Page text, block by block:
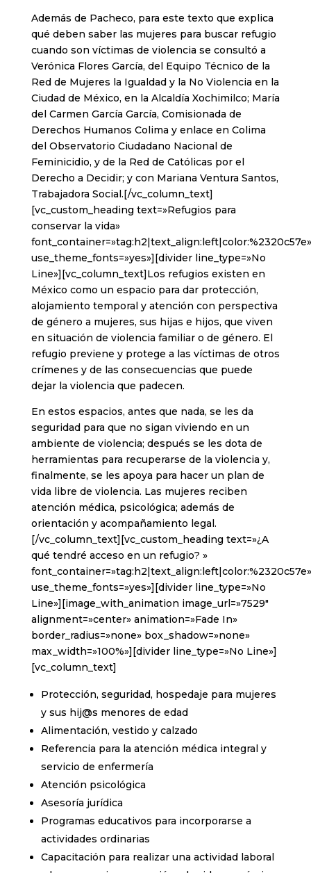
Además de Pacheco, para este texto que explica
qué deben saber las mujeres para buscar refugio
cuando son víctimas de violencia se consultó a
Verónica Flores García, del Equipo Técnico de la
Red de Mujeres la Igualdad y la No Violencia en la
Ciudad de México, en la Alcaldía Xochimilco; María
del Carmen García García, Comisionada de
Derechos Humanos Colima y enlace en Colima
del Observatorio Ciudadano Nacional de
Feminicidio, y de la Red de Católicas por el
Derecho a Decidir; y con Mariana Ventura Santos,
Trabajadora Social.[/vc_column_text]
[vc_custom_heading text=»Refugios para
conservar la vida»
font_container=»tag:h2|text_align:left|color:%2320c57e»
use_theme_fonts=»yes»][divider line_type=»No
Line»][vc_column_text]Los refugios existen en
México como un espacio para dar protección,
alojamiento temporal y atención con perspectiva
de género a mujeres, sus hijas e hijos, que viven
en situación de violencia familiar o de género. El
refugio previene y protege a las víctimas de otros
crímenes y de las consecuencias que puede
dejar la violencia que padecen.
En estos espacios, antes que nada, se les da
seguridad para que no sigan viviendo en un
ambiente de violencia; después se les dota de
herramientas para recuperarse de la violencia y,
finalmente, se les apoya para hacer un plan de
vida libre de violencia. Las mujeres reciben
atención médica, psicológica; además de
orientación y acompañamiento legal.
[/vc_column_text][vc_custom_heading text=»¿A
qué tendré acceso en un refugio? »
font_container=»tag:h2|text_align:left|color:%2320c57e»
use_theme_fonts=»yes»][divider line_type=»No
Line»][image_with_animation image_url=»7529″
alignment=»center» animation=»Fade In»
border_radius=»none» box_shadow=»none»
max_width=»100%»][divider line_type=»No Line»]
[vc_column_text]
Protección, seguridad, hospedaje para mujeres
y sus hij@s menores de edad
Alimentación, vestido y calzado
Referencia para la atención médica integral y
servicio de enfermería
Atención psicológica
Asesoría jurídica
Programas educativos para incorporarse a
actividades ordinarias
Capacitación para realizar una actividad laboral